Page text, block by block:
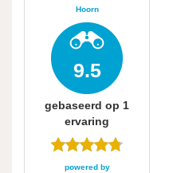
Hoorn
9.5
gebaseerd op 1
ervaring
powered by